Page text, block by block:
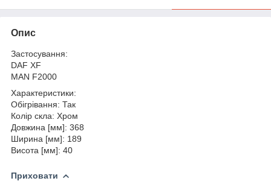
Опис
Застосування:
DAF XF
MAN F2000
Характеристики:
Обігрівання: Так
Колір скла: Хром
Довжина [мм]: 368
Ширина [мм]: 189
Висота [мм]: 40
Приховати